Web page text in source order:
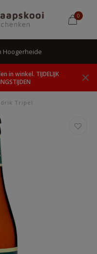
0
Hoogerheide
in winkel. TIJDELIJK
Tripel